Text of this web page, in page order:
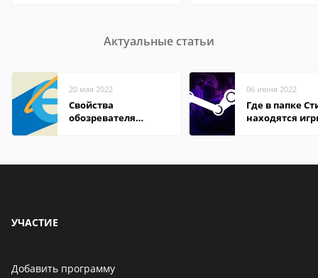
Актуальные статьи
20 мая 2022
Свойства
обозревателя
06 июня 2022
Где в папке
находятся
УЧАСТИЕ
Добавить программу